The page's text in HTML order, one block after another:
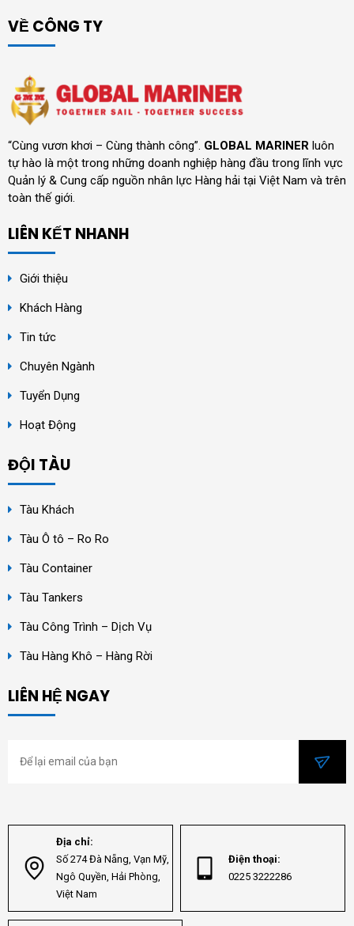
VỀ CÔNG TY
“Cùng vươn khơi – Cùng thành công”. GLOBAL MARINER luôn
tự hào là một trong những doanh nghiệp hàng đầu trong lĩnh vực
Quản lý & Cung cấp nguồn nhân lực Hàng hải tại Việt Nam và trên
toàn thế giới.
LIÊN KẾT NHANH
Giới thiệu
Khách Hàng
Tin tức
Chuyên Ngành
Tuyển Dụng
Hoạt Động
ĐỘI TÀU
Tàu Khách
Tàu Ô tô – Ro Ro
Tàu Container
Tàu Tankers
Tàu Công Trình – Dịch Vụ
Tàu Hàng Khô – Hàng Rời
LIÊN HỆ NGAY
Địa chỉ:
Số 274 Đà Nẵng, Vạn Mỹ,
Ngô Quyền, Hải Phòng,
Việt Nam
Điện thoại:
0225 3222286